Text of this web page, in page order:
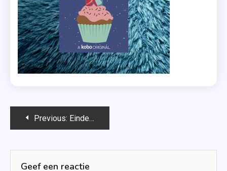
Bericht
Previous: Eindeloos geluk (Geluk #4) – Saskia M.N. Oudshoorn
Geef een reactie